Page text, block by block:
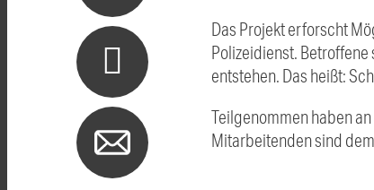
Das Projekt erforscht
Polizeidienst.
entstehen. Das heißt:
Teilgenommen haben
Mitarbeitenden sind